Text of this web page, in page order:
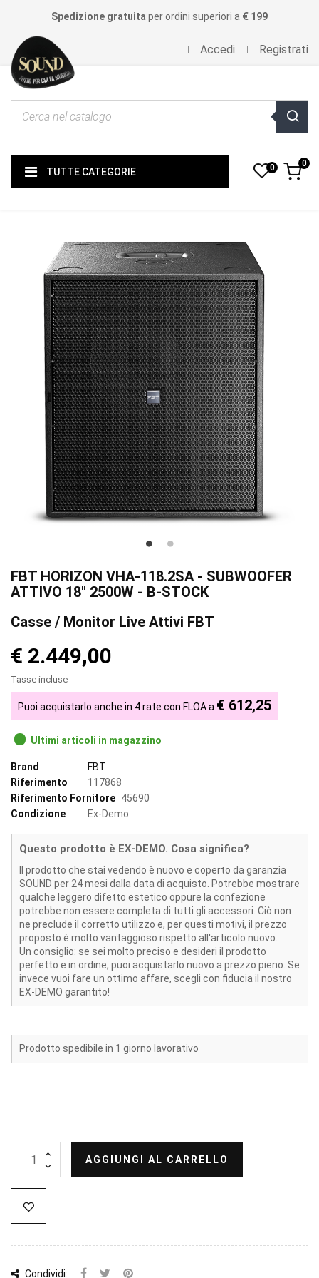
Spedizione gratuita per ordini superiori a € 199
Accedi Registrati
TUTTE CATEGORIE 0 0
FBT HORIZON VHA-118.2SA - SUBWOOFER
ATTIVO 18" 2500W - B-STOCK
Casse / Monitor Live Attivi FBT
€ 2.449,00
Tasse incluse
Puoi acquistarlo anche in 4 rate con FLOA a € 612,25
Ultimi articoli in magazzino
Brand
FBT
Riferimento
117868
Riferimento Fornitore 45690
Condizione
Ex-Demo
Questo prodotto è EX-DEMO. Cosa significa?
Il prodotto che stai vedendo è nuovo e coperto da garanzia
SOUND per 24 mesi dalla data di acquisto. Potrebbe mostrare
qualche leggero difetto estetico oppure la confezione
potrebbe non essere completa di tutti gli accessori. Ciò non
ne preclude il corretto utilizzo e, per questi motivi, il prezzo
proposto è molto vantaggioso rispetto all'articolo nuovo.
Un consiglio: se sei molto preciso e desideri il prodotto
perfetto e in ordine, puoi acquistarlo nuovo a prezzo pieno. Se
invece vuoi fare un ottimo affare, scegli con fiducia il nostro
EX-DEMO garantito!
Prodotto spedibile in 1 giorno lavorativo
AGGIUNGI AL CARRELLO
Condividi: